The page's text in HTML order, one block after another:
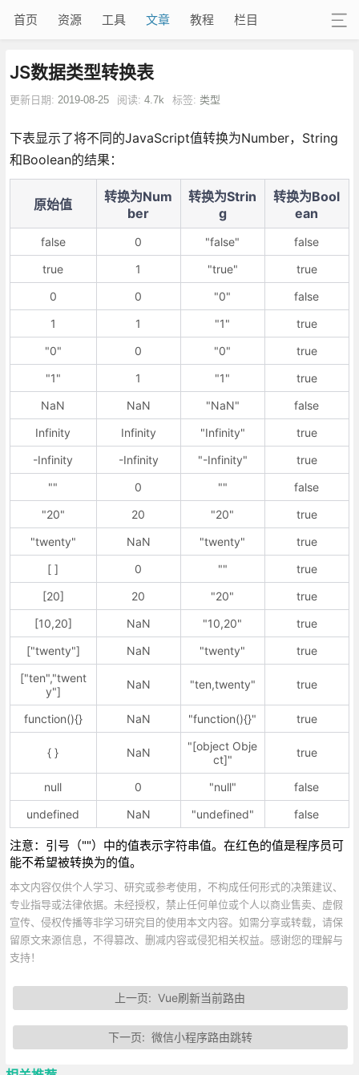
首页 资源 工具 文章 教程 栏目
JS数据类型转换表
更新日期: 2019-08-25 阅读: 4.7k 标签: 类型
下表显示了将不同的JavaScript值转换为Number，String
和Boolean的结果：
原始值
转换为Num
ber
转换为Strin
g
转换为Bool
ean
false 0 "false"
false
true
1 "true"
true
0
0 "0"
false
1
1 "1"
true
"0"
0 "0"
true
"1"
1 "1"
true
NaN
NaN "NaN"
false
Infinity
Infinity "Infinity"
true
-Infinity
-Infinity "-Infinity"
true
""
0 ""
false
"20"
20 "20"
true
"twenty"
NaN "twenty"
true
[ ]
0 ""
true
[20]
20 "20"
true
[10,20]
NaN "10,20"
true
["twenty"]
NaN "twenty"
true
["ten","twent
y"]
NaN "ten,twenty" true
function(){} NaN "function(){}" true
{ } NaN
"[object Obje
ct]"
true
null 0 "null"
false
undefined
NaN "undefined" false
注意：引号（""）中的值表示字符串值。在红色的值是程序员可
能不希望被转换为的值。
本文内容仅供个人学习、研究或参考使用，不构成任何形式的决策建议、
专业指导或法律依据。未经授权，禁止任何单位或个人以商业售卖、虚假
宣传、侵权传播等非学习研究目的使用本文内容。如需分享或转载，请保
留原文来源信息，不得篡改、删减内容或侵犯相关权益。感谢您的理解与
支持！
上一页:Vue刷新当前路由
下一页: 微信小程序路由跳转